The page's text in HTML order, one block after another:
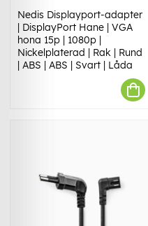
Nedis Displayport-adapter
| DisplayPort Hane | VGA
hona 15p | 1080p |
Nickelplaterad | Rak | Rund
| ABS | ABS | Svart | Låda